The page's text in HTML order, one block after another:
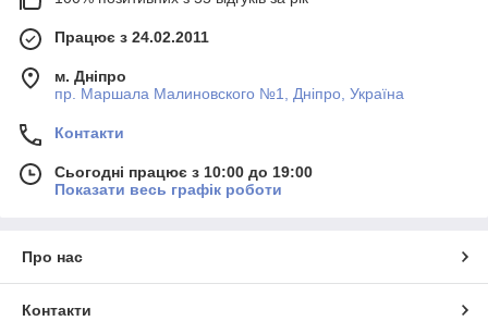
Працює з 24.02.2011
м. Дніпро
пр. Маршала Малиновского №1, Дніпро, Україна
Контакти
Сьогодні працює з 10:00 до 19:00
Показати весь графік роботи
Про нас
Контакти